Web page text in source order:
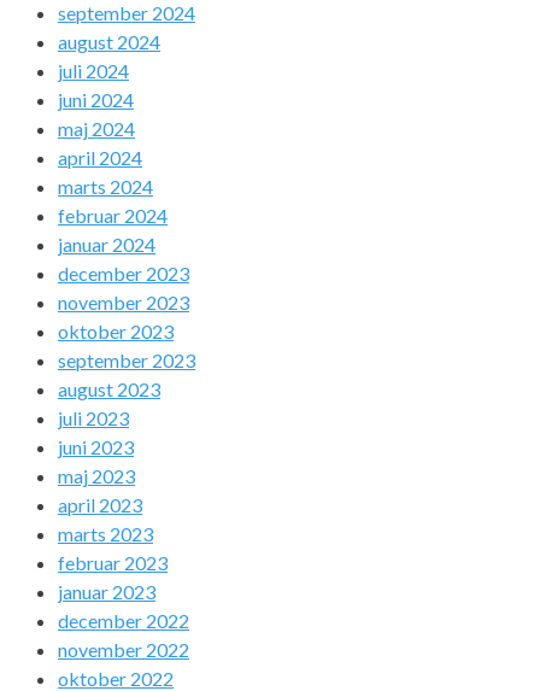
september 2024
august 2024
juli 2024
juni 2024
maj 2024
april 2024
marts 2024
februar 2024
januar 2024
december 2023
november 2023
oktober 2023
september 2023
august 2023
juli 2023
juni 2023
maj 2023
april 2023
marts 2023
februar 2023
januar 2023
december 2022
november 2022
oktober 2022